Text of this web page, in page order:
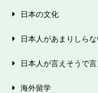
日本の文化
日本人があまりしら
日本人が言えそうで
海外留学